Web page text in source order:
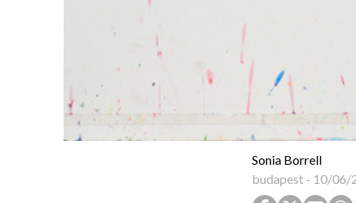
Sonia Borrell
budapest- 10/06/